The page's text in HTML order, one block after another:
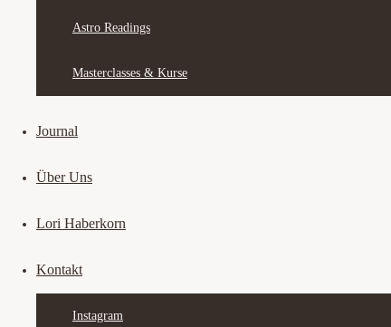
Astro Readings
Masterclasses & Kurse
Journal
Über Uns
Lori Haberkorn
Kontakt
Instagram